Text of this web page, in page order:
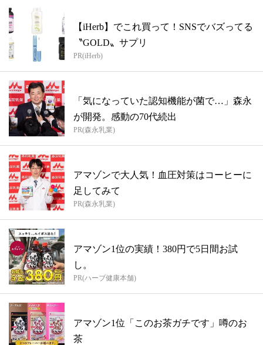
【iHerb】でこれ買って！SNSでバズってる
〝GOLD〟サプリ
PR(iHerb)
「気になっていた認知機能が菌で…」森永
が開発。感動の70代続出
PR(森永乳業)
アマゾンで大人気！血圧対策はコーヒーに
足してみて
PR(森永乳業)
アマゾン1位の実績！380円で5日間お試
し。
PR(ハーブ健康本舗)
アマゾン1位「このお茶ガチです」噂のお
茶